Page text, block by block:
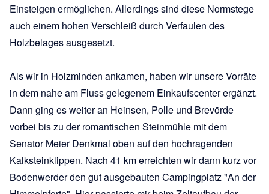
Einsteigen ermöglichen. Allerdings sind diese Normstege
auch einem hohen Verschleiß durch Verfaulen des
Holzbelages ausgesetzt.
Als wir in Holzminden ankamen, haben wir unsere Vorräte
in dem nahe am Fluss gelegenem Einkaufscenter ergänzt.
Dann ging es weiter an Heinsen, Polle und Brevörde
vorbei bis zu der romantischen Steinmühle mit dem
Senator Meier Denkmal oben auf den hochragenden
Kalksteinklippen. Nach 41 km erreichten wir dann kurz vor
Bodenwerder den gut ausgebauten Campingplatz "An der